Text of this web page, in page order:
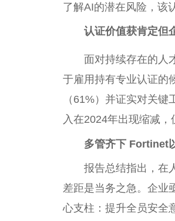
了解AI的潜在风险，该
认证价值获肯定但
面对持续存在的人
于雇用持有专业认证的
（61%）并证实对关
入在2024年出现缩减
多管齐下 Fortinet
报告总结指出，在
差距是当务之急。企业
心支柱：提升全员安全